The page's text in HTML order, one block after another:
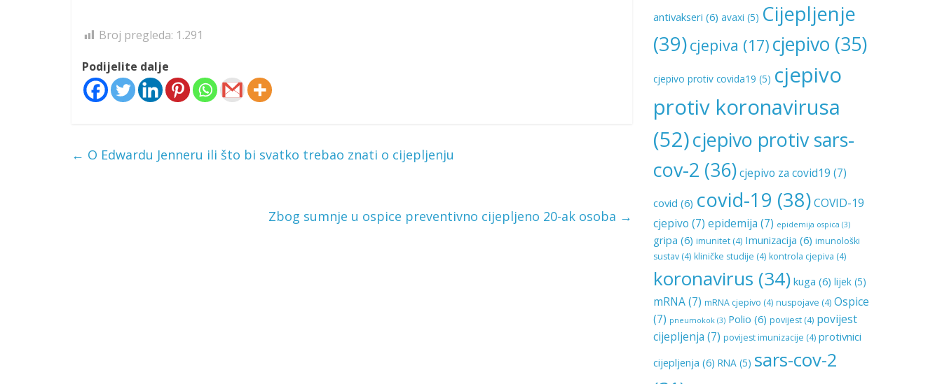
Broj pregleda: 1.291
Podijelite dalje
← O Edwardu Jenneru ili što bi svatko trebao znati o cijepljenju
Zbog sumnje u ospice preventivno cijepljeno 20-ak osoba →
antivakseri (6) avaxi (5) Cijepljenje
(39)cjepiva (17) cjepivo (35)
cjepivo protiv covida19 (5) cjepivo
protiv koronavirusa
(52)cjepivo protiv sars-
cov-2 (36)cjepivo za covid19 (7)
covid (6) covid-19 (38)COVID-19
cjepivo (7) epidemija (7) epidemija ospica (3)
gripa (6) imunitet (4) Imunizacija (6) imunološki
sustav (4) kliničke studije (4) kontrola cjepiva (4)
koronavirus (34) kuga (6) lijek (5)
mRNA(7) mRNA cjepivo (4) nuspojave (4) Ospice
(7) pneumokok (3) Polio (6) povijest (4) povijest
cijepljenja (7) povijest imunizacije (4) protivnici
cijepljenja (6) RNA (5) sars-cov-2